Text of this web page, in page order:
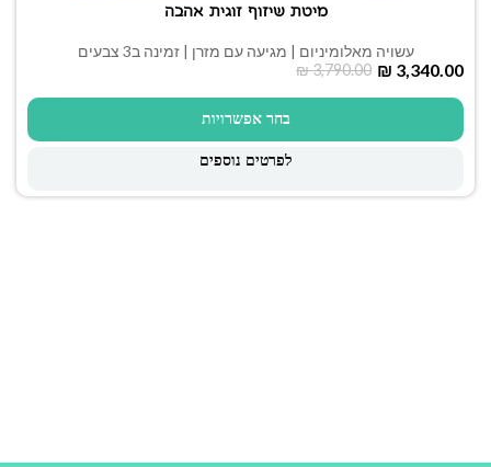
מיטת שיזוף זוגית אהבה
עשויה מאלומיניום | מגיעה עם מזרן | זמינה ב3 צבעים
₪3,790.00 ₪ 3,340.00
בחר אפשרויות
לפרטים נוספים